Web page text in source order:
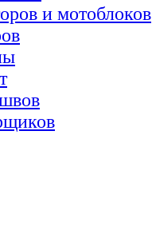
и мотоблоков